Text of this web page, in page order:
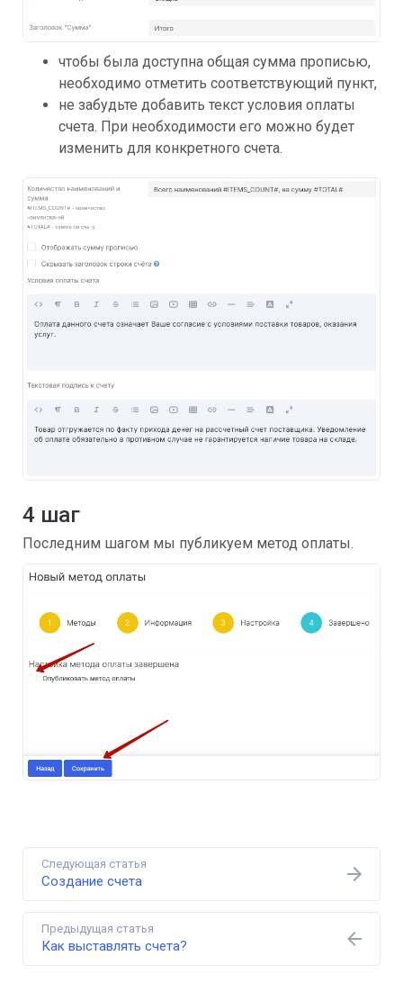
чтобы была доступна общая сумма прописью,
необходимо отметить соответствующий пункт,
не забудьте добавить текст условия оплаты
счета. При необходимости его можно будет
изменить для конкретного счета.
4 шаг
Последним шагом мы публикуем метод оплаты.
Предыдущая статья
Как выставлять счета?
Следующая статья
Создание счета